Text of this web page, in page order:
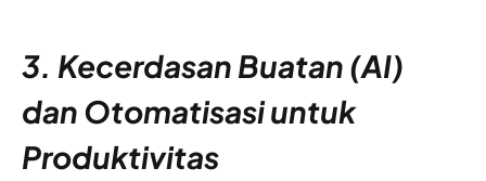
3. Kecerdasan Buatan (AI)
dan Otomatisasi untuk
Produktivitas